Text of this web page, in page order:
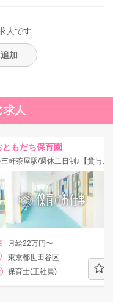
人です
加
求人
ともだち保育園
◇三軒茶屋駅/週休二日制♪【賞与年4ヶ月】子育ての良きパートナーを目指す認可園☆
月給22万円〜
東京都世田谷区
保育士(正社員)